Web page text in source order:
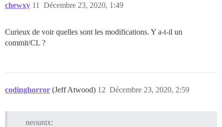
chewxy Décembre 23, 2020, 1:49
11
Curieux de voir quelles sont les modifications. Y a-t-il un
commit/CL ?
codinghorror (Jeff Atwood) Décembre 23, 2020, 2:59
12
neounix: